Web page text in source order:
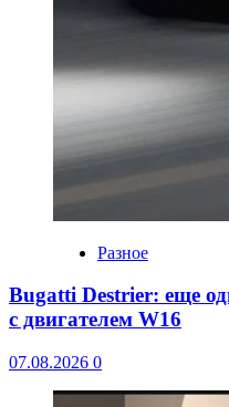
Разное
Bugatti Destrier: еще
с двигателем W16
07.08.2026 0